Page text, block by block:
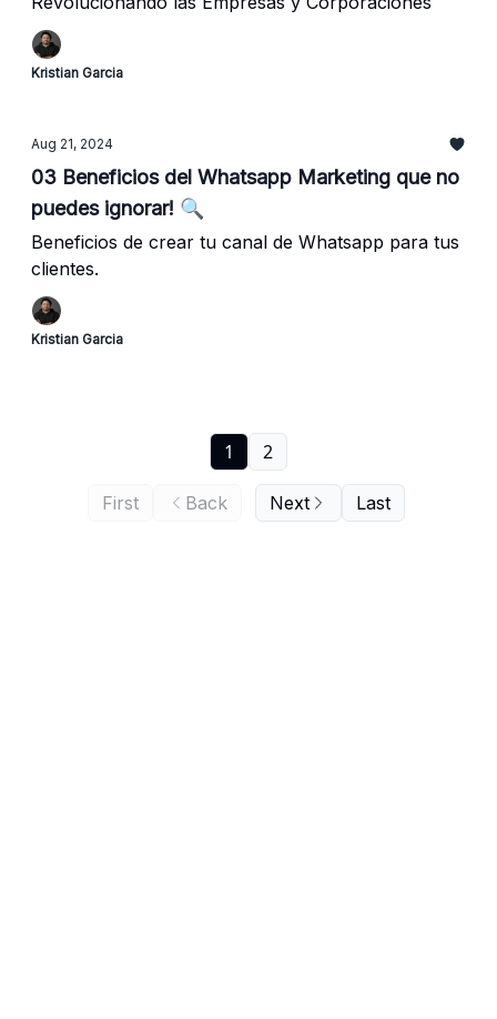
Kristian Garcia
Aug 21, 2024
03 Beneficios del Whatsapp Marketing que no
puedes ignorar! 🔍
Beneficios de crear tu canal de Whatsapp para tus
clientes.
Kristian Garcia
First Back
1 2
Next Last